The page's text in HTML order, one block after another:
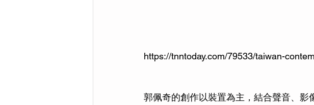
https://tnntoday.com/79533/taiwan-
郭佩奇的創作以裝置為主，結合聲音、